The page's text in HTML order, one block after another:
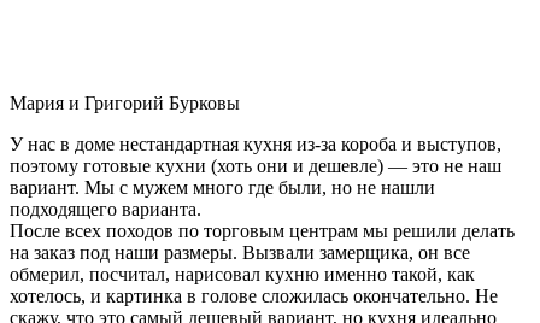
Мария и Григорий Бурковы
У нас в доме нестандартная кухня из-за короба и выступов,
поэтому готовые кухни (хоть они и дешевле) — это не наш
вариант. Мы с мужем много где были, но не нашли
подходящего варианта.
После всех походов по торговым центрам мы решили делать
на заказ под наши размеры. Вызвали замерщика, он все
обмерил, посчитал, нарисовал кухню именно такой, как
хотелось, и картинка в голове сложилась окончательно. Не
скажу, что это самый дешевый вариант, но кухня идеально